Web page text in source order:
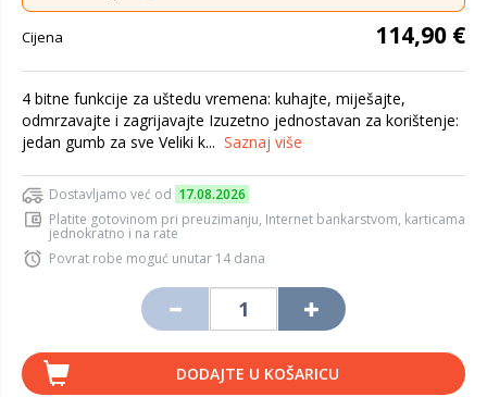
Cijena 114,90 €
4 bitne funkcije za uštedu vremena: kuhajte, miješajte,
odmrzavajte i zagrijavajte Izuzetno jednostavan za korištenje:
jedan gumb za sve Veliki k... Saznaj više
Dostavljamo već od 17.08.2026
Platite gotovinom pri preuzimanju, Internet bankarstvom, karticama
jednokratno i na rate
Povrat robe moguć unutar 14 dana
DODAJTE U KOŠARICU